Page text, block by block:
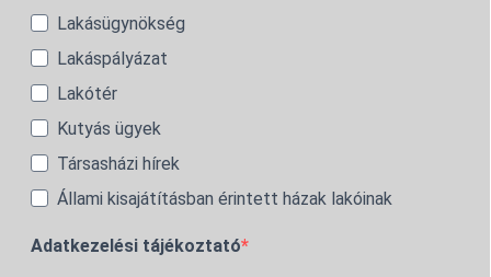
Lakásügynökség
Lakáspályázat
Lakótér
Kutyás ügyek
Társasházi hírek
Állami kisajátításban érintett házak lakóinak
Adatkezelési tájékoztató